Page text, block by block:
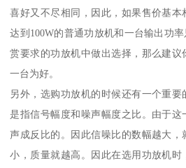
喜好又不尽相同，因此，如果售价基
达到100W的普通功放机和一台输出功
赏要求的功放机中做出选择，那么建
一台为好。
另外，选购功放机的时候还有一个重
是指信号幅度和噪声幅度之比。由于
声成反比的。因此信噪比的数幅越大
小，质量就越高。因此在选用功放机